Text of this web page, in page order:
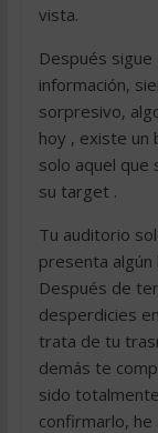
vista.
Después
información,
sorpresivo,
hoy , existe un
solo aquel que
su target .
Tu auditorio
presenta algún
Después de
desperdicies
trata de tu
demás te
sido
confirmarlo,